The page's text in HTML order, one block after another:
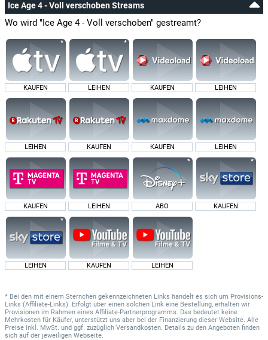
Ice Age 4 - Voll verschoben Streams
Wo wird "Ice Age 4 - Voll verschoben" gestreamt?
KAUFEN LEIHEN KAUFEN LEIHEN
LEIHEN KAUFEN KAUFEN LEIHEN
KAUFEN LEIHEN ABO KAUFEN
LEIHEN KAUFEN LEIHEN
* Bei den mit einem Sternchen gekennzeichneten Links handelt es sich um Provisions-
Links (Affiliate-Links). Erfolgt über einen solchen Link eine Bestellung, erhalten wir
Provisionen im Rahmen eines Affiliate-Partnerprogramms. Das bedeutet keine
Mehrkosten für Käufer, unterstützt uns aber bei der Finanzierung dieser Website. Alle
Preise inkl. MwSt. und ggf. zuzüglich Versandkosten. Details zu den Angeboten finden
sich auf der jeweiligen Webseite.